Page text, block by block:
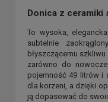
Donica z ceramiki
To wysoka,
subtelnie
błyszczącemu
zarówno do
pojemność 49 litrów i
dla korzeni, a dzięki
ją dopasować do